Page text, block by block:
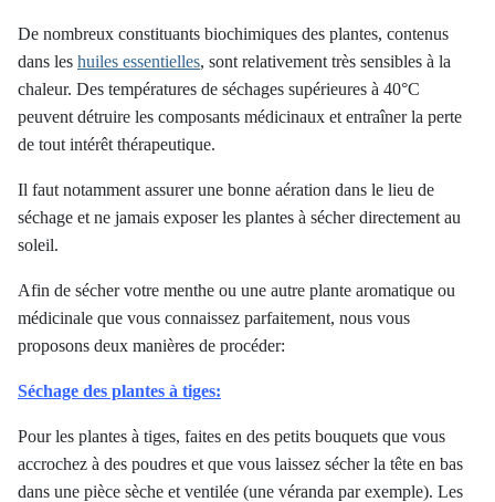
De nombreux constituants biochimiques des plantes, contenus
dans les huiles essentielles, sont relativement très sensibles à la
chaleur. Des températures de séchages supérieures à 40°C
peuvent détruire les composants médicinaux et entraîner la perte
de tout intérêt thérapeutique.
Il faut notamment assurer une bonne aération dans le lieu de
séchage et ne jamais exposer les plantes à sécher directement au
soleil.
Afin de sécher votre menthe ou une autre plante aromatique ou
médicinale que vous connaissez parfaitement, nous vous
proposons deux manières de procéder:
Séchage des plantes à tiges:
Pour les plantes à tiges, faites en des petits bouquets que vous
accrochez à des poudres et que vous laissez sécher la tête en bas
dans une pièce sèche et ventilée (une véranda par exemple). Les